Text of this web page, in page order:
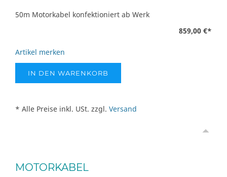
50m Motorkabel konfektioniert ab Werk
859,00 €*
Artikel merken
IN DEN WARENKORB
* Alle Preise inkl. USt. zzgl. Versand
MOTORKABEL